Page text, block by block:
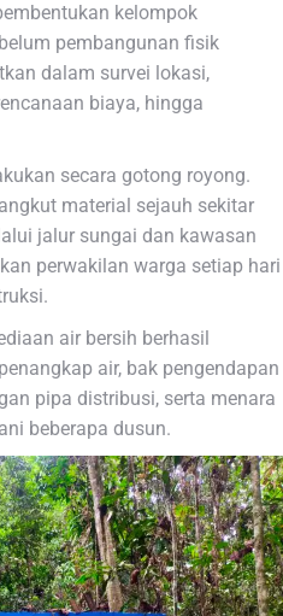
kelompok
pembangunan fisik
dalam survei lokasi,
biaya, hingga
secara gotong royong.
material sejauh sekitar
jalur sungai dan kawasan
perwakilan warga setiap hari
air bersih berhasil
air, bak pengendapan
pipa distribusi, serta menara
beberapa dusun.